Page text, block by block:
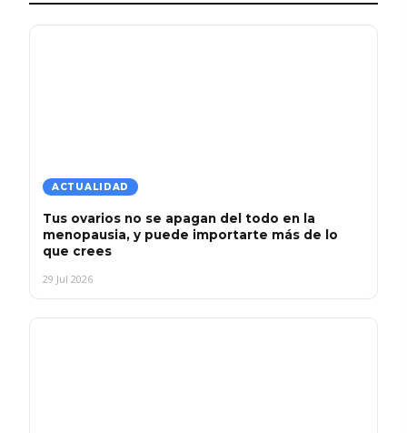
ACTUALIDAD
Tus ovarios no se apagan del todo en la
menopausia, y puede importarte más de lo
que crees
29 Jul 2026